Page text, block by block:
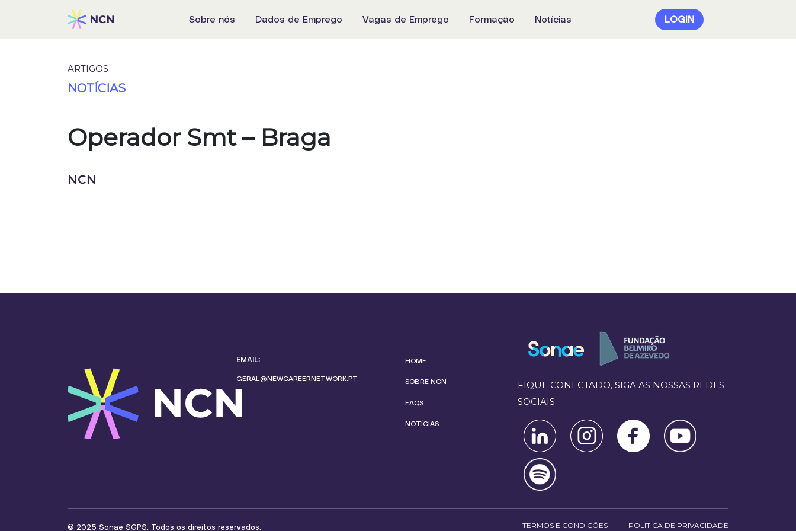
Sobre nós Dados de Emprego Vagas de Emprego Formação Notícias LOGIN
ARTIGOS
NOTÍCIAS
Operador Smt – Braga
NCN
EMAIL:
GERAL@NEWCAREERNETWORK.PT
HOME
SOBRE NCN
FAQS
NOTÍCIAS
FIQUE CONECTADO, SIGA AS NOSSAS REDES
SOCIAIS
© 2025 Sonae SGPS. Todos os direitos reservados. TERMOS E CONDIÇÕES POLITICA DE PRIVACIDADE